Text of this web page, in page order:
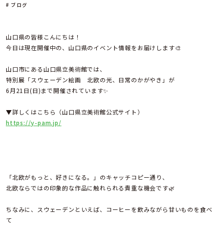
# ブログ
山口県の皆様こんにちは！
今日は現在開催中の、山口県のイベント情報をお届けします🎨
山口市にある山口県立美術館では、
特別展「スウェーデン絵画 北欧の光、日常のかがやき」が
6月21日(日)まで開催されています✨
▼詳しくはこちら（山口県立美術館公式サイト）
https://y-pam.jp/
「北欧がもっと、好きになる。」のキャッチコピー通り、
北欧ならではの印象的な作品に触れられる貴重な機会です🌿
ちなみに、スウェーデンといえば、コーヒーを飲みながら甘いものを食べ
て